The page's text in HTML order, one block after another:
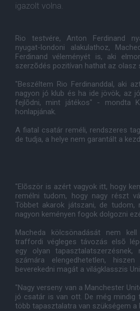
igazolt volna.
Rio testvére, Anton Ferdinand
nyugat-londoni alakulathoz,
Ferdinand véleményét is, aki
szerzõdés pozitívan hathat az olasz
"Beszéltem Rio Ferdinanddal, aki
nagyon jó klub és ha ide jövök, az
fejlõdni, mint játékos" - mondta
honlapjának.
A fiatal csatár reméli, rendszeres
de tudja, a helye nem garantált a
"Elõször is azért vagyok itt, hogy
remélni tudom, hogy nagy részt
Többet akarok játszani, de tudom,
nagyon keményen fogok dolgozni
Macheda kölcsönadását nem
traffordi végleges távozás elsõ
egy olyan
számára elengedhetetlen,
beverekedni magát a világklasszis
"Nagy verseny van a Manchester
jó csatár is van ott. De még mindig
több tapasztalatra van szükségem a